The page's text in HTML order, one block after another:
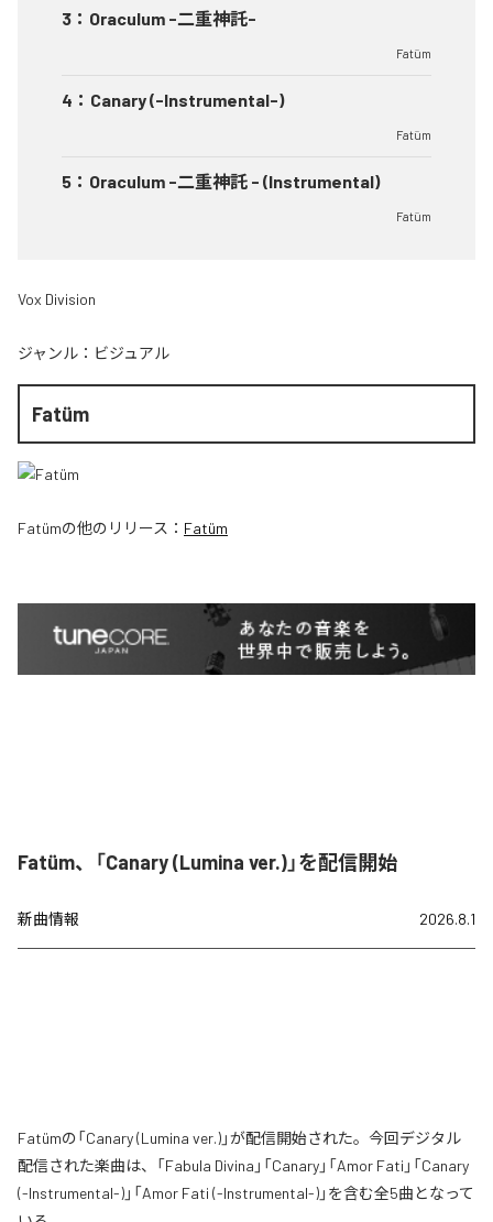
3 ： Oraculum -二重神託-
Fatüm
4 ： Canary (-Instrumental-)
Fatüm
5 ： Oraculum -二重神託 - (Instrumental)
Fatüm
Vox Division
ジャンル： ビジュアル
Fatüm
Fatümの他のリリース： Fatüm
Fatüm、「Canary (Lumina ver.)」を配信開始
新曲情報 2026.8.1
Fatümの「Canary (Lumina ver.)」が配信開始された。今回デジタル
配信された楽曲は、「Fabula Divina」「Canary」「Amor Fati」「Canary
(-Instrumental-)」「Amor Fati (-Instrumental-)」を含む全5曲となって